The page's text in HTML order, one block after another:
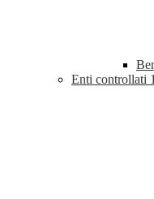
Enti controllati 1